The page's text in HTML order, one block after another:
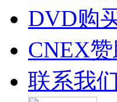
DVD购
CNEX赞
联系我们